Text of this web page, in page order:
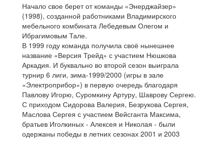
Начало свое берет от команды «Энерджайзер»
(1998), созданной работниками Владимирского
мебельного комбината Лебедевым Олегом и
Ибрагимовым Тале.
В 1999 году команда получила своё нынешнее
название «Версия Трейд» с участием Нюшкова
Аркадия. И буквально во второй сезон выиграла
турнир 6 лиги, зима-1999/2000 (игры в зале
«Электроприбор») в первую очередь благодаря
Павлову Игорю, Суромкину Артуру, Шаврову Сергею.
С приходом Сидорова Валерия, Безрукова Сергея,
Маслова Сергея с участием Вейсганта Максима,
братьев Иголкиных - Алексея и Николая - были
одержаны победы в летних сезонах 2001 и 2003